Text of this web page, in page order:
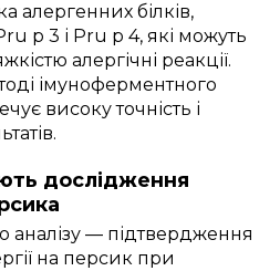
алергенних білків,
p 3 і Pru p 4, які можуть
алергічні реакції.
імуноферментного
високу точність і
дослідження
аналізу — підтвердження
на персик при